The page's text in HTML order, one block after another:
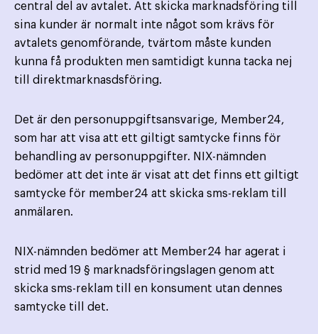
central del av avtalet. Att skicka marknadsföring till
sina kunder är normalt inte något som krävs för
avtalets genomförande, tvärtom måste kunden
kunna få produkten men samtidigt kunna tacka nej
till direktmarknasdsföring.
Det är den personuppgiftsansvarige, Member24,
som har att visa att ett giltigt samtycke finns för
behandling av personuppgifter. NIX-nämnden
bedömer att det inte är visat att det finns ett giltigt
samtycke för member24 att skicka sms-reklam till
anmälaren.
NIX-nämnden bedömer att Member24 har agerat i
strid med 19 § marknadsföringslagen genom att
skicka sms-reklam till en konsument utan dennes
samtycke till det.